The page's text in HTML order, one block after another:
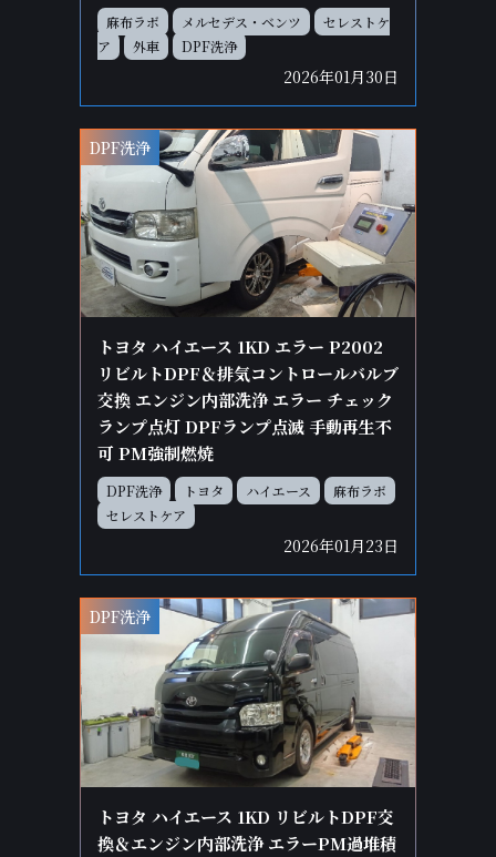
麻布ラボ メルセデス・ベンツ
セレストケ
ア
外車 DPF洗浄
2026年01月30日
DPF洗浄
トヨタ ハイエース 1KD エラー P2002
リビルトDPF＆排気コントロールバルブ
交換 エンジン内部洗浄 エラー チェック
ランプ点灯 DPFランプ点滅 手動再生不
可 PM強制燃焼
DPF洗浄 トヨタ ハイエース
麻布ラボ
セレストケア
2026年01月23日
DPF洗浄
トヨタ ハイエース 1KD リビルトDPF交
換＆エンジン内部洗浄 エラーPM過堆積